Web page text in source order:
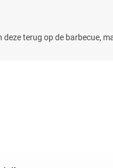
deze terug op de barbecue,